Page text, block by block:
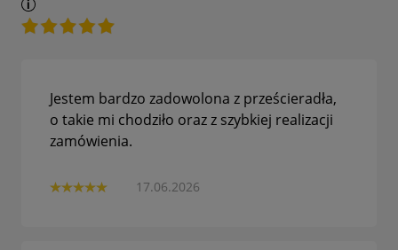
17.06.2026
Jestem bardzo zadowolona z prześcieradła,
o takie mi chodziło oraz z szybkiej realizacji
zamówienia.